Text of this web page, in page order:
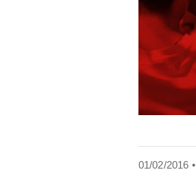
01/02/2016 •